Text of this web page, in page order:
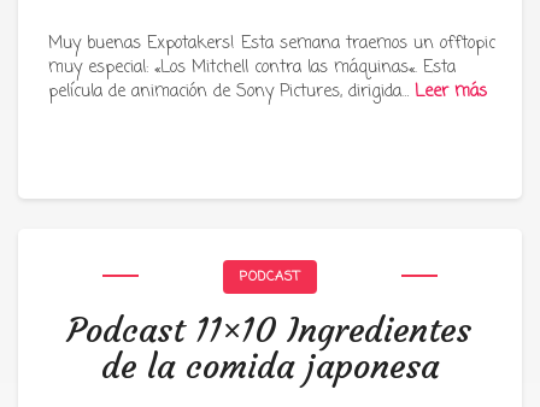
Muy buenas Expotakers! Esta semana traemos un offtopic
muy especial: «Los Mitchell contra las máquinas«. Esta
película de animación de Sony Pictures, dirigida… Leer más
PODCAST
Podcast 11×10 Ingredientes
de la comida japonesa